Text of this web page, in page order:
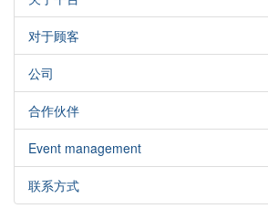
对于顾客
公司
合作伙伴
Event management
联系方式